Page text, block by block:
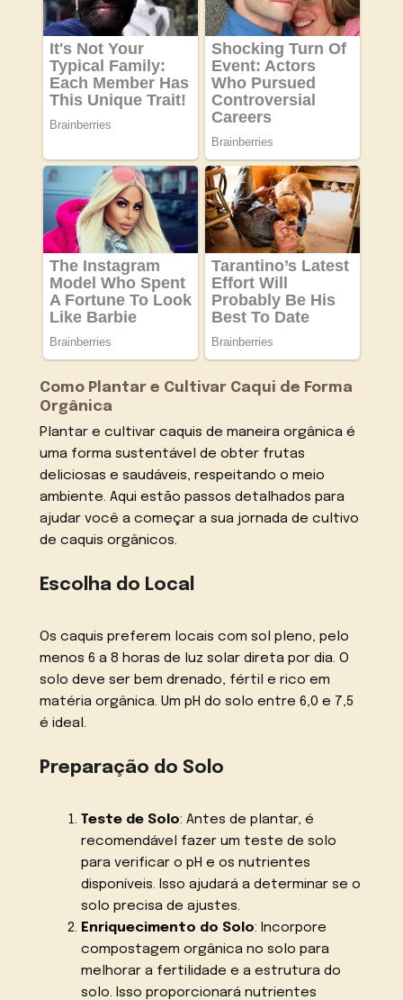
Como Plantar e Cultivar Caqui de Forma
Orgânica
Plantar e cultivar caquis de maneira orgânica é
uma forma sustentável de obter frutas
deliciosas e saudáveis, respeitando o meio
ambiente. Aqui estão passos detalhados para
ajudar você a começar a sua jornada de cultivo
de caquis orgânicos.
Escolha do Local
Os caquis preferem locais com sol pleno, pelo
menos 6 a 8 horas de luz solar direta por dia. O
solo deve ser bem drenado, fértil e rico em
matéria orgânica. Um pH do solo entre 6,0 e 7,5
é ideal.
Preparação do Solo
Teste de Solo: Antes de plantar, é
recomendável fazer um teste de solo
para verificar o pH e os nutrientes
disponíveis. Isso ajudará a determinar se o
solo precisa de ajustes.
Enriquecimento do Solo: Incorpore
compostagem orgânica no solo para
melhorar a fertilidade e a estrutura do
solo. Isso proporcionará nutrientes